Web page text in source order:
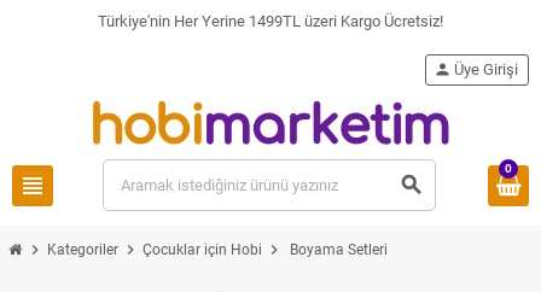
Türkiye'nin Her Yerine 1499TL üzeri Kargo Ücretsiz!
view_headline search
person Üye Girişi
0
chevron_right Kategoriler chevron_right Çocuklar için Hobi chevron_right Boyama Setleri